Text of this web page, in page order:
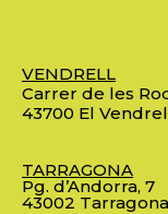
VENDRELL
Carrer de les
43700 El
TARRAGONA
Pg. d’Andorra, 7
43002 Tarragona